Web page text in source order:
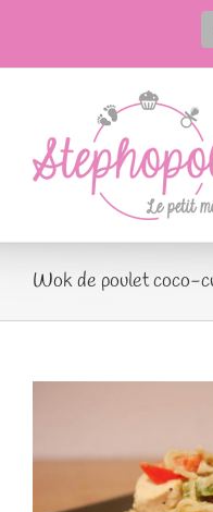
Wok de poulet coco-